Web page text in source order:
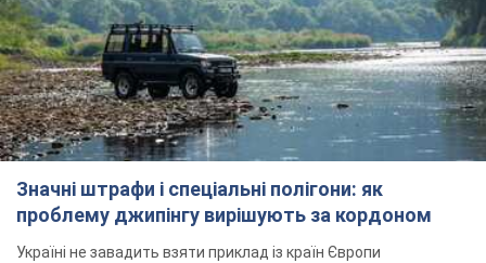
Значні штрафи і спеціальні полігони: як
проблему джипінгу вирішують за кордоном
Україні не завадить взяти приклад із країн Європи